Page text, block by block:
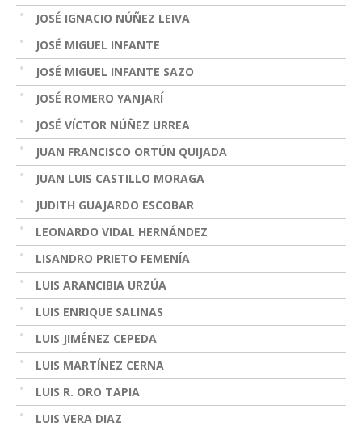
JOSÉ IGNACIO NÚÑEZ LEIVA
JOSÉ MIGUEL INFANTE
JOSÉ MIGUEL INFANTE SAZO
JOSÉ ROMERO YANJARÍ
JOSÉ VÍCTOR NÚÑEZ URREA
JUAN FRANCISCO ORTÚN QUIJADA
JUAN LUIS CASTILLO MORAGA
JUDITH GUAJARDO ESCOBAR
LEONARDO VIDAL HERNÁNDEZ
LISANDRO PRIETO FEMENÍA
LUIS ARANCIBIA URZÚA
LUIS ENRIQUE SALINAS
LUIS JIMÉNEZ CEPEDA
LUIS MARTÍNEZ CERNA
LUIS R. ORO TAPIA
LUIS VERA DIAZ